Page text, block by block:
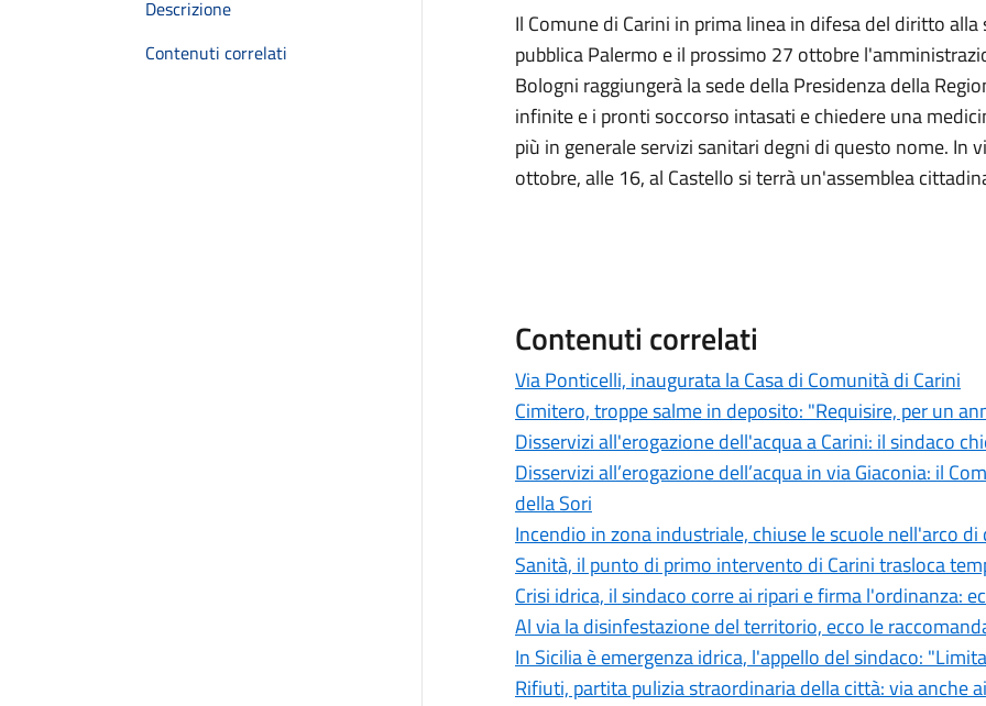
Descrizione
Contenuti correlati
Il Comune di Carini in prima linea in difesa del diritto
pubblica Palermo e il prossimo 27 ottobre
Bologni raggiungerà la sede della Presidenza della
infinite e i pronti soccorso intasati e chiedere una
più in generale servizi sanitari degni di questo nome.
ottobre, alle 16, al Castello si terrà un'assemblea
Contenuti correlati
Via Ponticelli, inaugurata la Casa di Comunità di Carini
Cimitero, troppe salme in deposito: "Requisire, per un
Disservizi all'erogazione dell'acqua a Carini: il sindaco
Disservizi all’erogazione dell’acqua in via Giaconia: il
della Sori
Incendio in zona industriale, chiuse le scuole nell'arco
Sanità, il punto di primo intervento di Carini trasloca
Crisi idrica, il sindaco corre ai ripari e firma l'ordinanza:
Al via la disinfestazione del territorio, ecco le
In Sicilia è emergenza idrica, l'appello del sindaco:
Rifiuti, partita pulizia straordinaria della città: via anche